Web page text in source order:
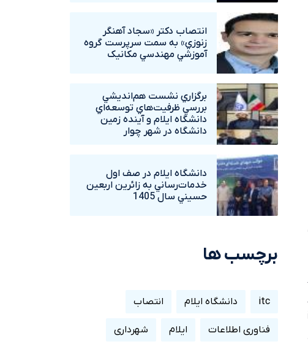
انتصاب دکتر «سجاد آهنگر
زنوزي» به سمت سرپرست گروه
آموزشي مهندسي مکانيک
برگزاري نشست هم‌انديشي
بررسي ظرفيت‌هاي توسعه‌اي
دانشگاه ايلام و آينده زمين
دانشگاه در شهر چوار
دانشگاه ايلام در صف اول
خدمات‌رساني به زائرين اربعين
حسيني سال 1405
برچسب ها
itc دانشگاه ایلام انتصاب
فناوری اطلاعات ایلام شهرداری